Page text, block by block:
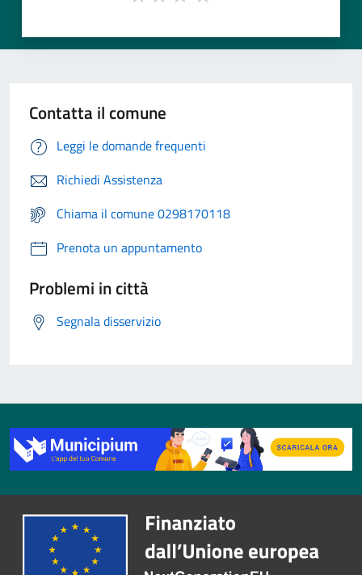
Contatta il comune
Leggi le domande frequenti
Richiedi Assistenza
Chiama il comune 0298170118
Prenota un appuntamento
Problemi in città
Segnala disservizio